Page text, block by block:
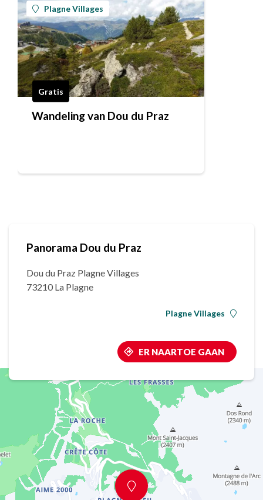
Plagne Villages
Gratis
Wandeling van Dou du Praz
Panorama Dou du Praz
Dou du Praz Plagne Villages
73210 La Plagne
Plagne Villages
ER NAARTOE GAAN